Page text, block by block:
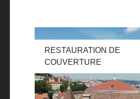
RESTAURATION DE
COUVERTURE